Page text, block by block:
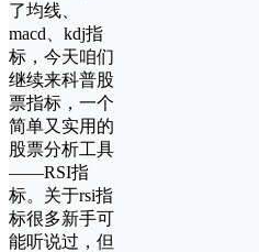
了均线、
macd、kdj指
标，今天咱们
继续来科普股
票指标，一个
简单又实用的
股票分析工具
——RSI指
标。关于rsi指
标很多新手可
能听说过，但